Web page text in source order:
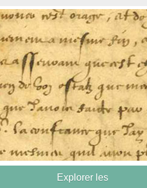
Explorer les